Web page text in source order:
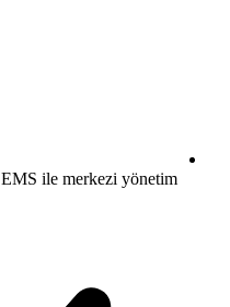
EMS ile merkezi yönetim